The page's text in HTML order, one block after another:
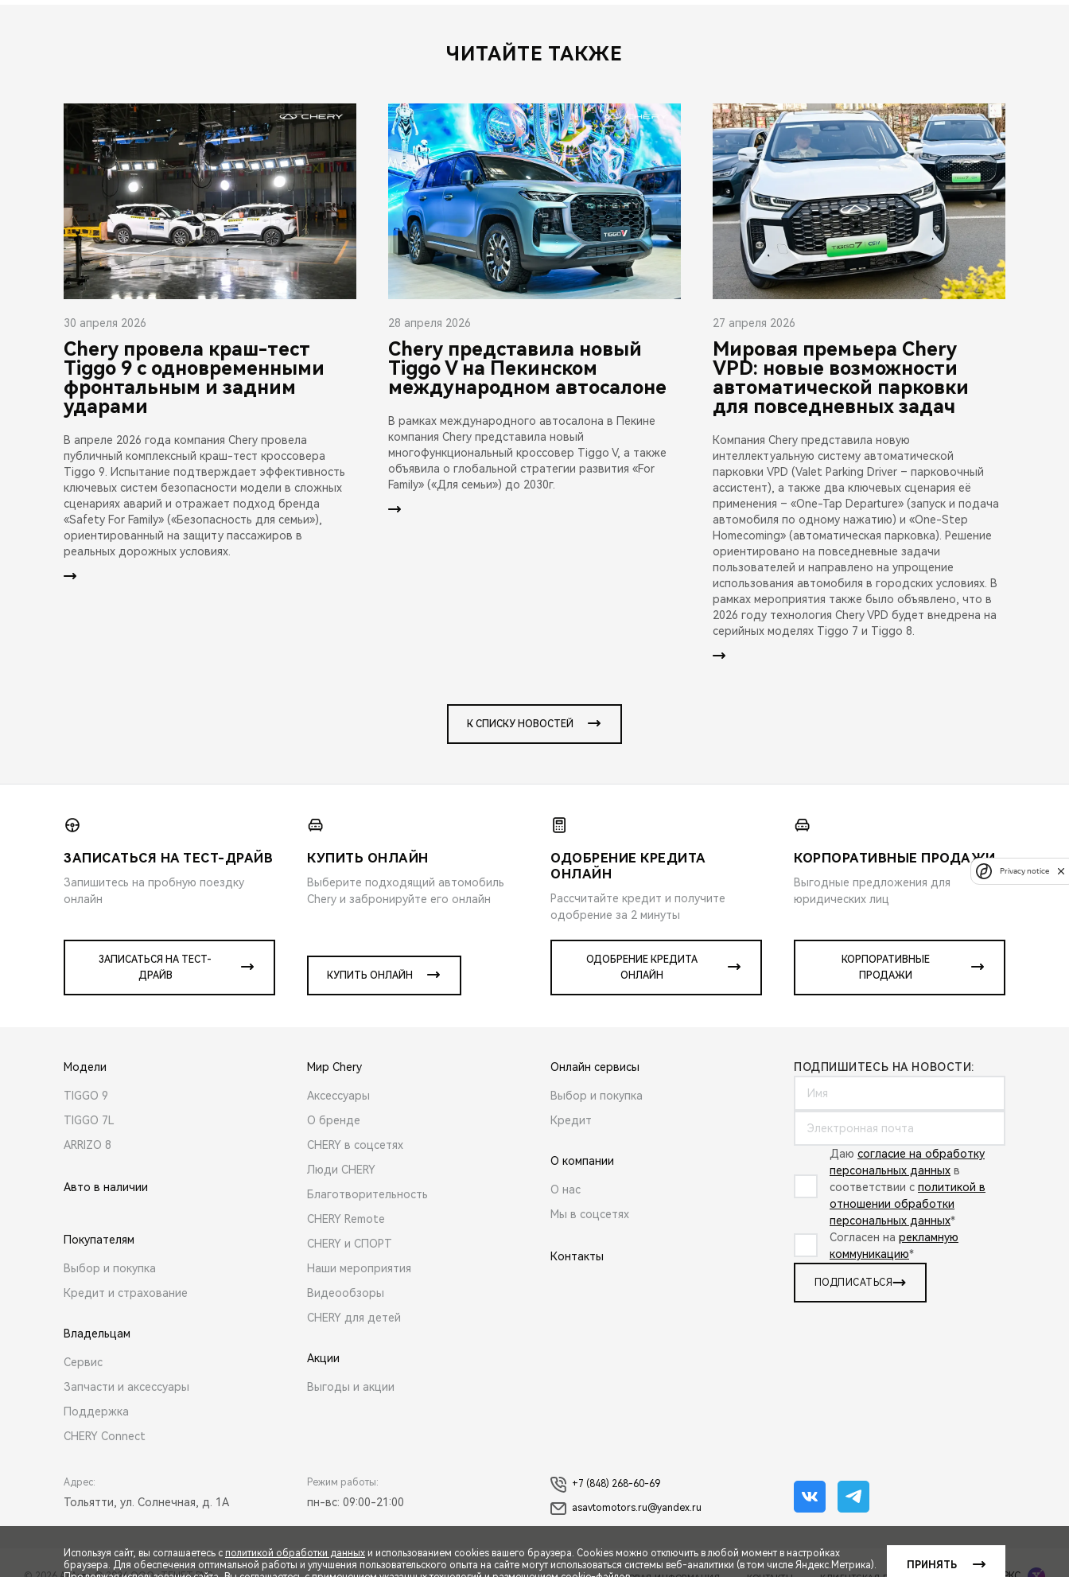
ЧИТАЙТЕ ТАКЖЕ
30 апреля 2026
Chery провела краш-тест
Tiggo 9 с одновременными
фронтальным и задним
ударами
В апреле 2026 года компания Chery провела
публичный комплексный краш-тест кроссовера
Tiggo 9. Испытание подтверждает эффективность
ключевых систем безопасности модели в сложных
сценариях аварий и отражает подход бренда
«Safety For Family» («Безопасность для семьи»),
ориентированный на защиту пассажиров в
реальных дорожных условиях.
28 апреля 2026
Chery представила новый
Tiggo V на Пекинском
международном автосалоне
В рамках международного автосалона в Пекине
компания Chery представила новый
многофункциональный кроссовер Tiggo V, а также
объявила о глобальной стратегии развития «For
Family» («Для семьи») до 2030г.
27 апреля 2026
Мировая премьера Chery
VPD: новые возможности
автоматической парковки
для повседневных задач
Компания Chery представила новую
интеллектуальную систему автоматической
парковки VPD (Valet Parking Driver – парковочный
ассистент), а также два ключевых сценария её
применения – «One-Tap Departure» (запуск и подача
автомобиля по одному нажатию) и «One-Step
Homecoming» (автоматическая парковка). Решение
ориентировано на повседневные задачи
пользователей и направлено на упрощение
использования автомобиля в городских условиях. В
рамках мероприятия также было объявлено, что в
2026 году технология Chery VPD будет внедрена на
серийных моделях Tiggo 7 и Tiggo 8.
К СПИСКУ НОВОСТЕЙ
ЗАПИСАТЬСЯ НА ТЕСТ-ДРАЙВ
Запишитесь на пробную поездку
онлайн
ЗАПИСАТЬСЯ НА ТЕСТ-
ДРАЙВ
КУПИТЬ ОНЛАЙН
Выберите подходящий автомобиль
Chery и забронируйте его онлайн
КУПИТЬ ОНЛАЙН
ОДОБРЕНИЕ КРЕДИТА
ОНЛАЙН
Рассчитайте кредит и получите
одобрение за 2 минуты
ОДОБРЕНИЕ КРЕДИТА
ОНЛАЙН
КОРПОРАТИВНЫЕ ПРОДАЖИ
Выгодные предложения для
юридических лиц
КОРПОРАТИВНЫЕ
ПРОДАЖИ
Модели
TIGGO 9
TIGGO 7L
ARRIZO 8
Авто в наличии
Покупателям
Выбор и покупка
Кредит и страхование
Владельцам
Сервис
Запчасти и аксессуары
Поддержка
CHERY Connect
Мир Chery
Аксессуары
О бренде
CHERY в соцсетях
Люди CHERY
Благотворительность
CHERY Remote
CHERY и СПОРТ
Наши мероприятия
Видеообзоры
CHERY для детей
Акции
Выгоды и акции
Онлайн сервисы
Выбор и покупка
Кредит
О компании
О нас
Мы в соцсетях
Контакты
ПОДПИШИТЕСЬ НА НОВОСТИ:
Даю согласие на обработку
персональных данных в
соответствии с политикой в
отношении обработки
персональных данных*
Согласен на рекламную
коммуникацию*
ПОДПИСАТЬСЯ
Адрес:
Тольятти, ул. Солнечная, д. 1А
Режим работы:
пн-вс: 09:00-21:00
+7 (848) 268-60-69
asavtomotors.ru@yandex.ru
Используя сайт, вы соглашаетесь с политикой обработки данных и использованием cookies вашего браузера. Cookies можно отключить в любой момент в настройках
браузера. Для обеспечения оптимальной работы и улучшения пользовательского опыта на сайте могут использоваться системы веб-аналитики (в том числе Яндекс.Метрика).
ПРИНЯТЬ
Privacy notice